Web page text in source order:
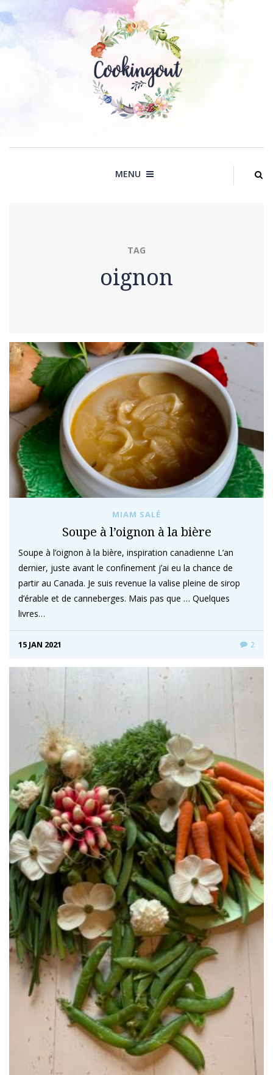
to
MENU
TAG
oignon
MIAM SALÉ
Soupe à l’oignon à la bière
Soupe à l’oignon à la bière, inspiration canadienne L’an
dernier, juste avant le confinement j’ai eu la chance de
partir au Canada. Je suis revenue la valise pleine de sirop
d’érable et de canneberges. Mais pas que … Quelques
livres…
15 JAN 2021 2